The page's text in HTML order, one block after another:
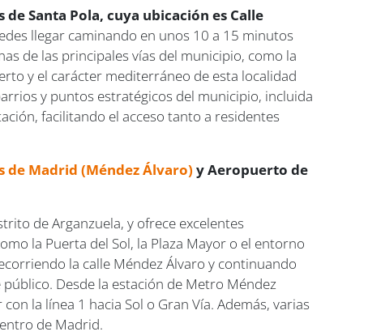
de Santa Pola, cuya ubicación es Calle
llegar caminando en unos 10 a 15 minutos
de las principales vías del municipio, como la
y el carácter mediterráneo de esta localidad
y puntos estratégicos del municipio, incluida
facilitando el acceso tanto a residentes
de Madrid (Méndez Álvaro) y Aeropuerto de
de Arganzuela, y ofrece excelentes
la Puerta del Sol, la Plaza Mayor o el entorno
la calle Méndez Álvaro y continuando
Desde la estación de Metro Méndez
la línea 1 hacia Sol o Gran Vía. Además, varias
de Madrid.